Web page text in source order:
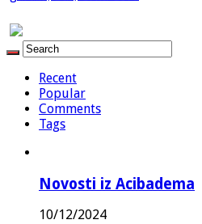
Recent
Popular
Comments
Tags
Novosti iz Acibadema
10/12/2024